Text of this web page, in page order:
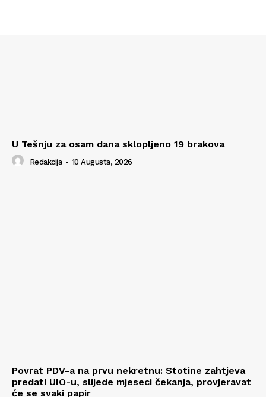
U Tešnju za osam dana sklopljeno 19 brakova
Redakcija - 10 Augusta, 2026
Povrat PDV-a na prvu nekretnu: Stotine zahtjeva
predati UIO-u, slijede mjeseci čekanja, provjeravat
će se svaki papir